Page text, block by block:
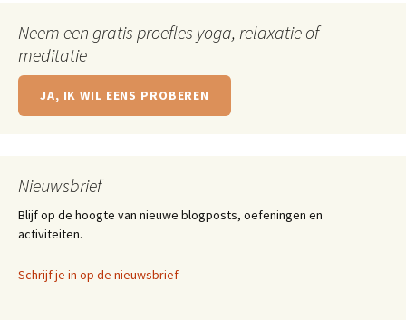
Neem een gratis proefles yoga, relaxatie of
meditatie
JA, IK WIL EENS PROBEREN
Nieuwsbrief
Blijf op de hoogte van nieuwe blogposts, oefeningen en
activiteiten.
Schrijf je in op de nieuwsbrief